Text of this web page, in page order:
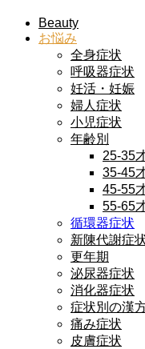
Beauty
お悩み
全身症状
呼吸器症状
妊活・妊娠
婦人症状
小児症状
年齢別
25-35
35-45
45-55
55-65
循環器症状
新陳代謝症
更年期
泌尿器症状
消化器症状
症状別の漢
痛み症状
皮膚症状